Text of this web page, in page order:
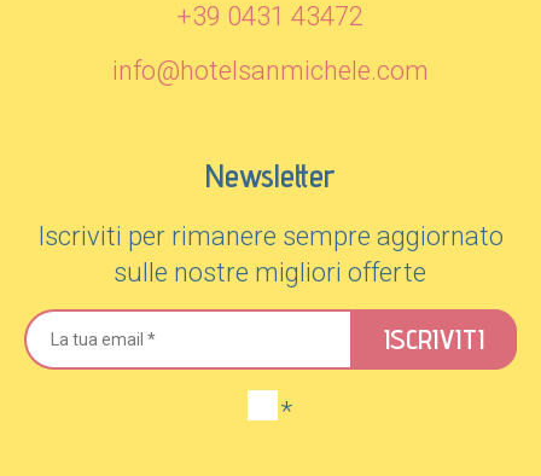
+39 0431 43472
info@hotelsanmichele.com
Newsletter
Iscriviti per rimanere sempre aggiornato
sulle nostre migliori offerte
*
ISCRIVITI